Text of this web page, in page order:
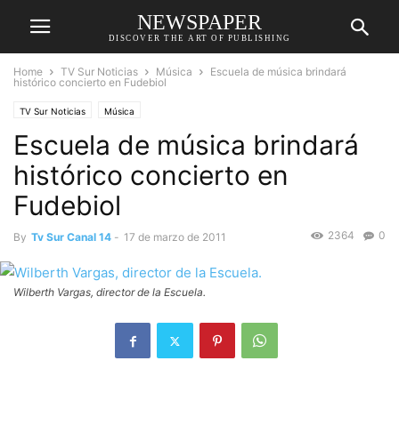
NEWSPAPER
DISCOVER THE ART OF PUBLISHING
Home TV Sur Noticias Música
Escuela de música brindará
histórico concierto en Fudebiol
TV Sur Noticias Música
Escuela de música brindará
histórico concierto en
Fudebiol
By Tv Sur Canal 14 - 17 de marzo de 2011 0
2364
Wilberth Vargas, director de la Escuela.